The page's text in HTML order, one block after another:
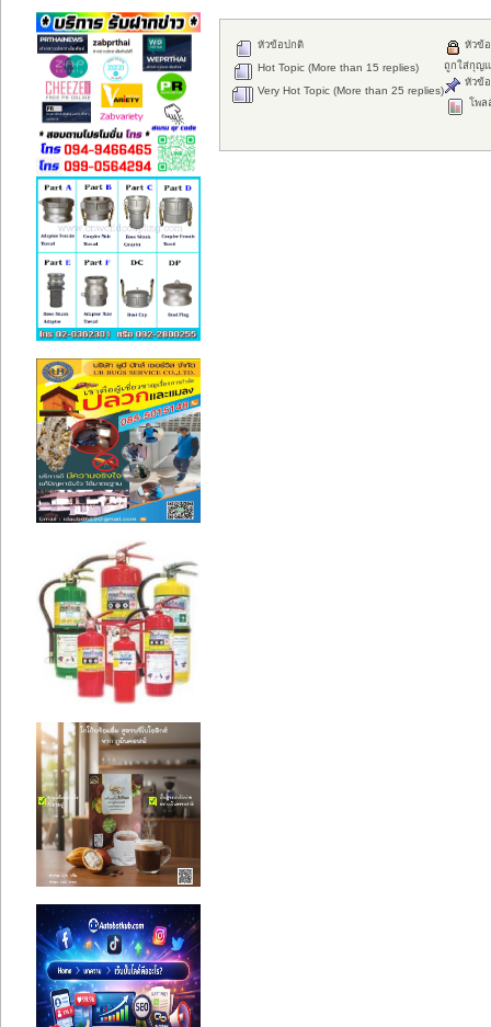
หัวข้อปกติ
Hot Topic (More than 15 replies)
Very Hot Topic (More than 25 replies)
หัวข้
ถูกใส่กุญ
หัวข้
โพล